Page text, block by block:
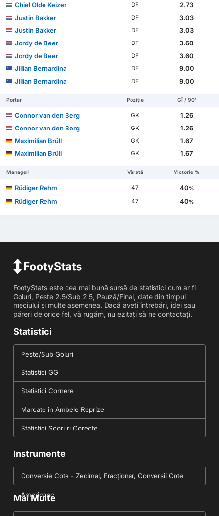
Chiel Olde Keizer
DF
2.73
Justin Bakker
DF
3.03
Justin Bakker
DF
3.03
Jordy de Beer
DF
3.60
Jordy de Beer
DF
3.60
Jillian Bernardina
DF
9.00
Jillian Bernardina
DF 9.00
Portari Poziție GÎ / 90'
Connor van den Berg GK
1.26
Connor van den Berg
GK
1.26
Maximilian Brüll
GK
1.67
Maximilian Brüll
GK 1.67
Manageri Vârstă Victorie %
Rüdiger Rehm 47 40%
Rüdiger Rehm 47 40%
FootyStats este cea mai bună sursă de statistici cum ar fi
Goluri, Peste 2.5/Sub 2.5, Pauză/Final, date din timpul
meciului și multe asemenea. Dacă aveti întrebări, idei sau
păreri de orice fel, vă rugăm, nu ezitați să ne contactați.
Statistici
Peste/Sub Goluri
Statistici GG
Statistici Cornere
Marcate in Ambele Reprize
Statistici Scoruri Corecte
Instrumente
Conversie Cote - Zecimal, Fracționar, Conversii Cote
Americane
Mai Multe